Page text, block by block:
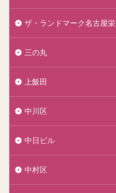
ザ・ランドマーク名古屋栄
三の丸
上飯田
中川区
中日ビル
中村区